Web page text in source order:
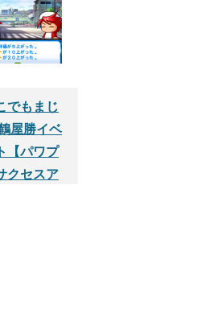
スアプ
でもまじ
屋勝イベ
【パワプ
クセスア